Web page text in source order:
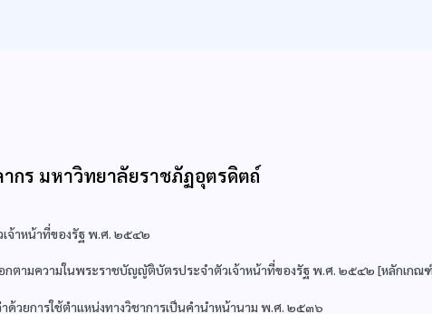
กร มหาวิทยาลัยราชภัฏอุตรดิตถ์
จ้าหน้าที่ของรัฐ พ.ศ. ๒๕๔๒
ตามความในพระราชบัญญัติบัตรประจำตัวเจ้าหน้าที่ของรัฐ พ.ศ. ๒๕๔๒ [หลักเกณ
ด้วยการใช้ตำแหน่งทางวิชาการเป็นคำนำหน้านาม พ.ศ. ๒๕๓๖